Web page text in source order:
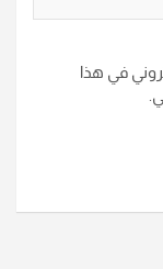
في هذا